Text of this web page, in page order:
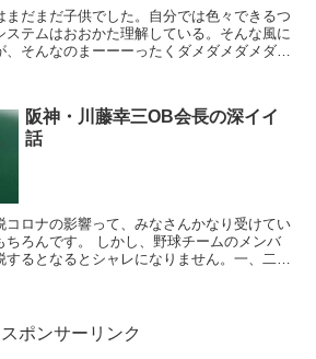
まだまだ子供でした。自分では色々できるつ
ステムはおおかた理解している。そんな風に
、そんなのまーーーったくダメダメダメダ
阪神・川藤幸三OB会長の深イイ
話
コロナの影響って、みなさんかなり受けてい
ちろんです。 しかし、野球チームのメンバ
するとなるとシャレになりません。一、二軍
スポンサーリンク